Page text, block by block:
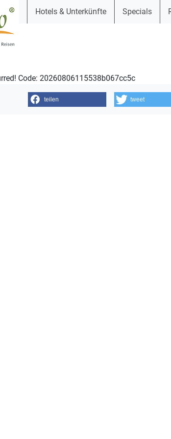
Hotels & Unterkünfte Specials
Code: 20260806115538b067cc5c
teilen tweet